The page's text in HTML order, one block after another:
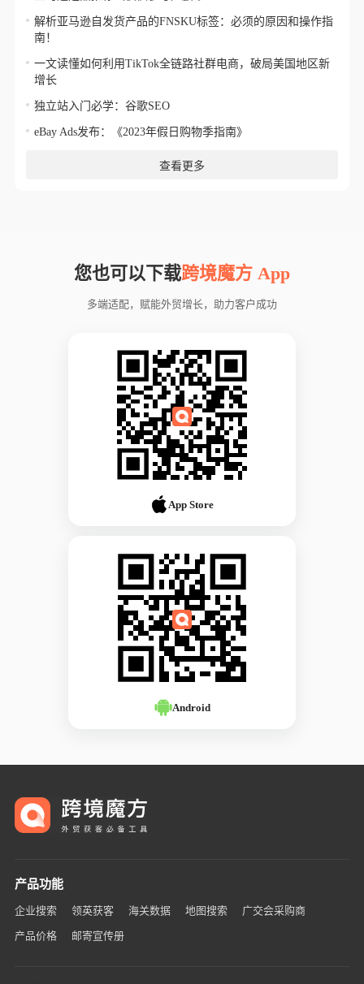
解析亚马逊自发货产品的FNSKU标签：必须的原因和操作指
南！
一文读懂如何利用TikTok全链路社群电商，破局美国地区新
增长
独立站入门必学：谷歌SEO
eBay Ads发布：《2023年假日购物季指南》
查看更多
您也可以下载跨境魔方 App
多端适配，赋能外贸增长，助力客户成功
App Store
Android
产品功能
企业搜索 领英获客 海关数据 地图搜索 广交会采购商
产品价格 邮寄宣传册